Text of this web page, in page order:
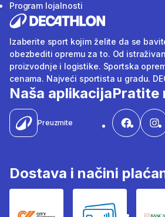
Program lojalnosti
Izaberite sport kojim želite da se
obezbediti opremu za to. Od
proizvodnje i logistike. Sportska
cenama. Najveći sportista u gradu.
Naša aplikacija
Preuzmite
Pratite
Dostava i načini